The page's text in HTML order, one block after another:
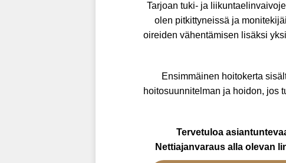
Tarjoan tuki- ja
olen pitkittyneissä ja
oireiden vähentämisen lisäksi
Ensimmäinen hoitokerta
hoitosuunnitelman ja hoidon, jos
Tervetuloa
Nettiajanvaraus alla olevan